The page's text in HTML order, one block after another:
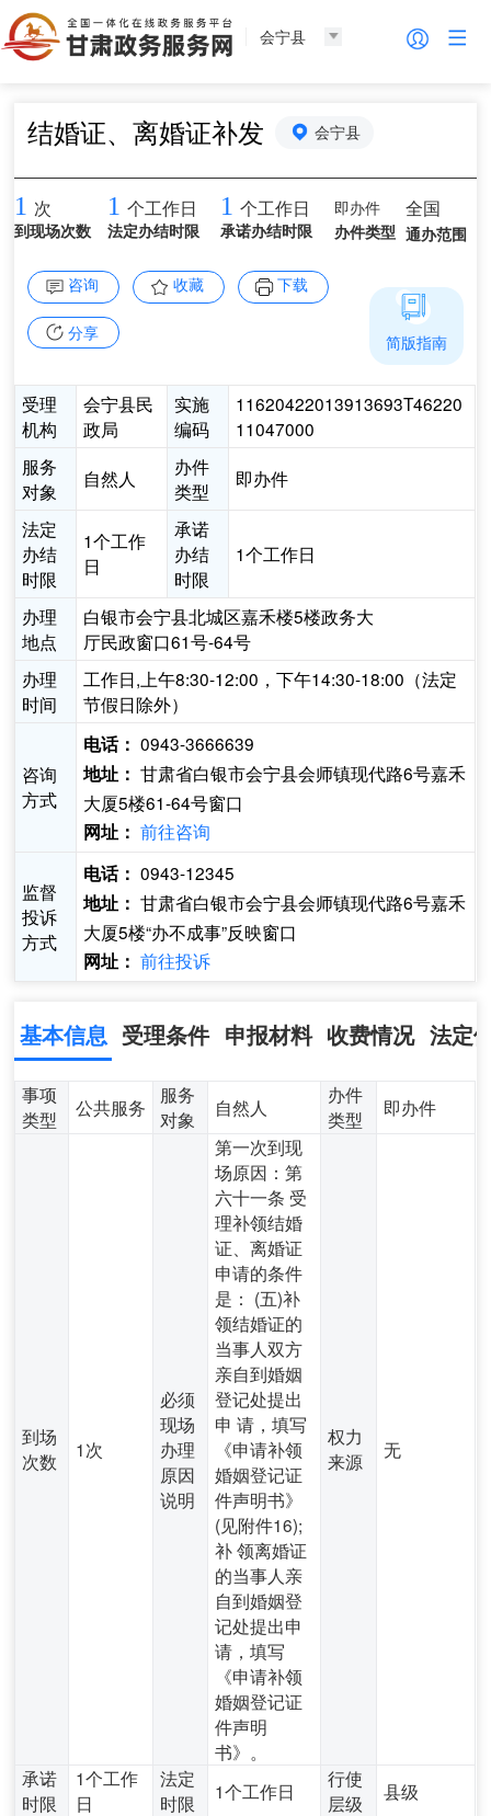
会宁县
结婚证、离婚证补发 会宁县
1 次
到现场次数
1 个工作日
法定办结时限
1 个工作日
承诺办结时限
即办件
办件类型
全国
通办范围
咨询 收藏 下载
分享
受理
机构
会宁县民
政局
实施
编码
11620422013913693T46220
11047000
服务
对象
自然人
办件
类型
即办件
法定
办结
时限
1个工作
日
承诺
办结
时限
1个工作日
办理
地点
白银市会宁县北城区嘉禾楼5楼政务大
厅民政窗口61号-64号
办理
时间
工作日,上午8:30-12:00，下午14:30-18:00（法定
节假日除外）
咨询
方式
电话： 0943-3666639
地址： 甘肃省白银市会宁县会师镇现代路6号嘉禾
大厦5楼61-64号窗口
网址： 前往咨询
监督
投诉
方式
电话： 0943-12345
地址： 甘肃省白银市会宁县会师镇现代路6号嘉禾
大厦5楼“办不成事”反映窗口
网址： 前往投诉
简版指南
基本信息 受理条件 申报材料 收费情况 法定
事项
类型
公共服务
服务
对象
自然人
办件
类型
即办件
到场
次数
1次
必须
现场
办理
原因
说明
第一次到现
场原因：第
六十一条 受
理补领结婚
证、离婚证
申请的条件
是： (五)补
领结婚证的
当事人双方
亲自到婚姻
登记处提出
申 请，填写
《申请补领
婚姻登记证
件声明书》
(见附件16);
补 领离婚证
的当事人亲
自到婚姻登
记处提出申
请，填写
《申请补领
婚姻登记证
件声明
书》。
权力
来源
无
承诺
时限
1个工作
日
法定
时限
1个工作日
行使
层级
县级